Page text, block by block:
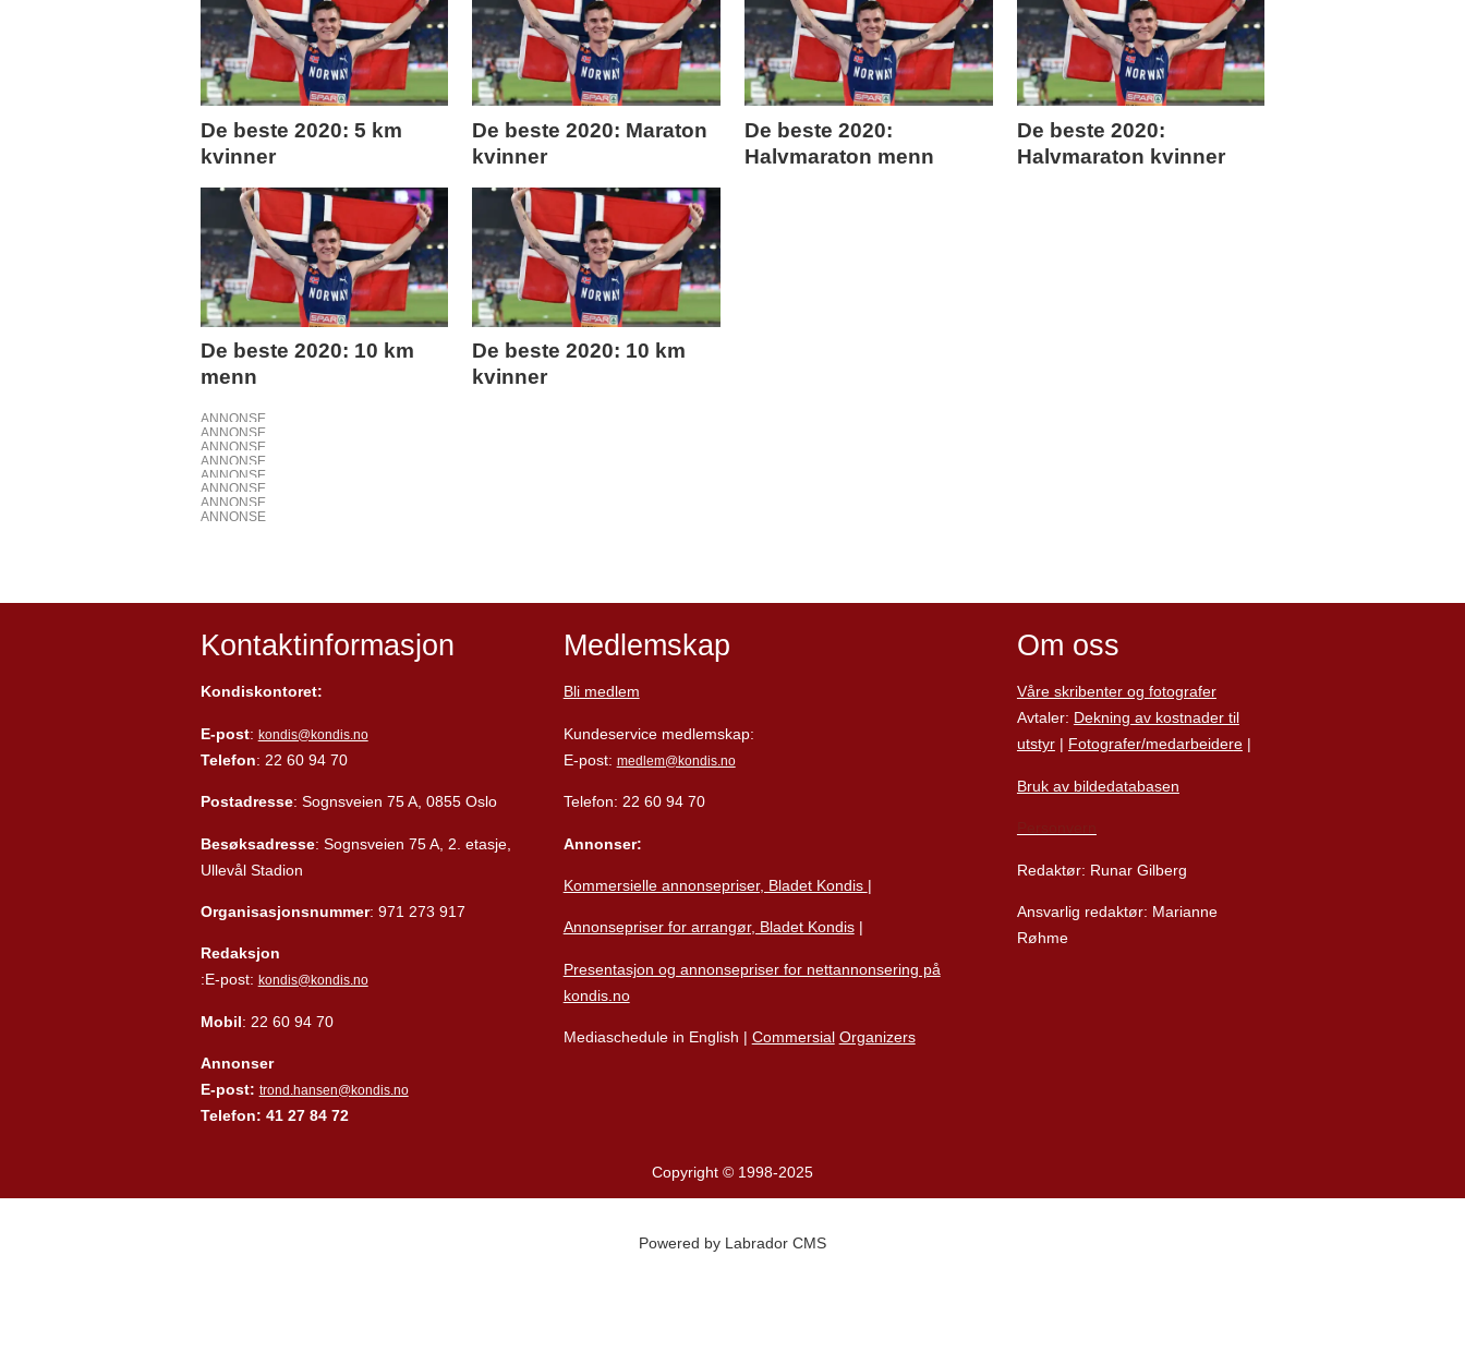
De beste 2020: 5 km
kvinner
De beste 2020: Maraton
kvinner
De beste 2020:
Halvmaraton menn
De beste 2020:
Halvmaraton kvinner
De beste 2020: 10 km
menn
De beste 2020: 10 km
kvinner
ANNONSE
ANNONSE
ANNONSE
ANNONSE
ANNONSE
ANNONSE
ANNONSE
ANNONSE
Kontaktinformasjon
Kondiskontoret:
E-post: kondis@kondis.no
Telefon: 22 60 94 70
Postadresse: Sognsveien 75 A, 0855 Oslo
Besøksadresse: Sognsveien 75 A, 2. etasje,
Ullevål Stadion
Organisasjonsnummer: 971 273 917
Redaksjon
:E-post: kondis@kondis.no
Mobil: 22 60 94 70
Annonser
E-post: trond.hansen@kondis.no
Telefon: 41 27 84 72
Medlemskap
Bli medlem
Kundeservice medlemskap:
E-post: medlem@kondis.no
Telefon: 22 60 94 70
Annonser:
Kommersielle annonsepriser, Bladet Kondis |
Annonsepriser for arrangør, Bladet Kondis|
Presentasjon og annonsepriser for nettannonsering på
kondis.no
Mediaschedule in English | Commersial Organizers
Om oss
Våre skribenter og fotografer
Avtaler: Dekning av kostnader til
utstyr| Fotografer/medarbeidere|
Bruk av bildedatabasen
Redaktør: Runar Gilberg
Ansvarlig redaktør: Marianne
Røhme
Copyright © 1998-2025
Powered by Labrador CMS